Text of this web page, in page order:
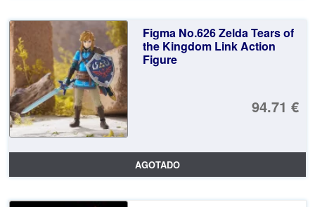
Figma No.626 Zelda Tears of
the Kingdom Link Action
Figure
94.71 €
AGOTADO